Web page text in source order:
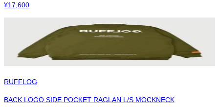
¥17,600
RUFFLOG
BACK LOGO SIDE POCKET RAGLAN L/S MOCKNECK